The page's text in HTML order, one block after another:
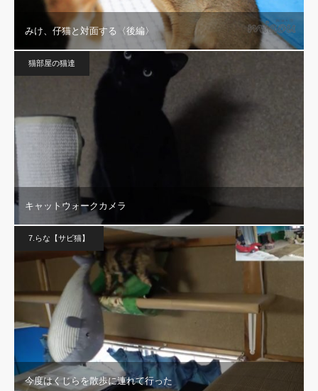
みけ、仔猫と対面する〈後編〉
猫部屋の猫達
キャットウォークカメラ
7.らな【サビ猫】
今度はくじらを散歩に連れて行った